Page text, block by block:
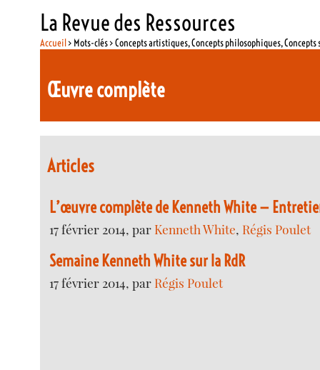
La Revue des Ressources
Accueil> Mots-clés > Concepts artistiques, Concepts philosophiques,
Œuvre complète
Articles
L’œuvre complète de Kenneth White —
17 février 2014, parKenneth White, Régis Poulet
Semaine Kenneth White sur la RdR
17 février 2014, par Régis Poulet